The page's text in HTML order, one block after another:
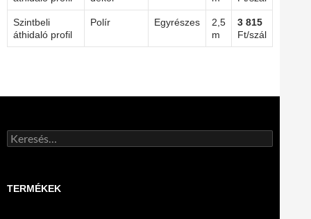
Szintbeli
áthidaló profil
Polír Egyrészes
2,5
m
3 815
Ft/szál
Keresés:
TERMÉKEK